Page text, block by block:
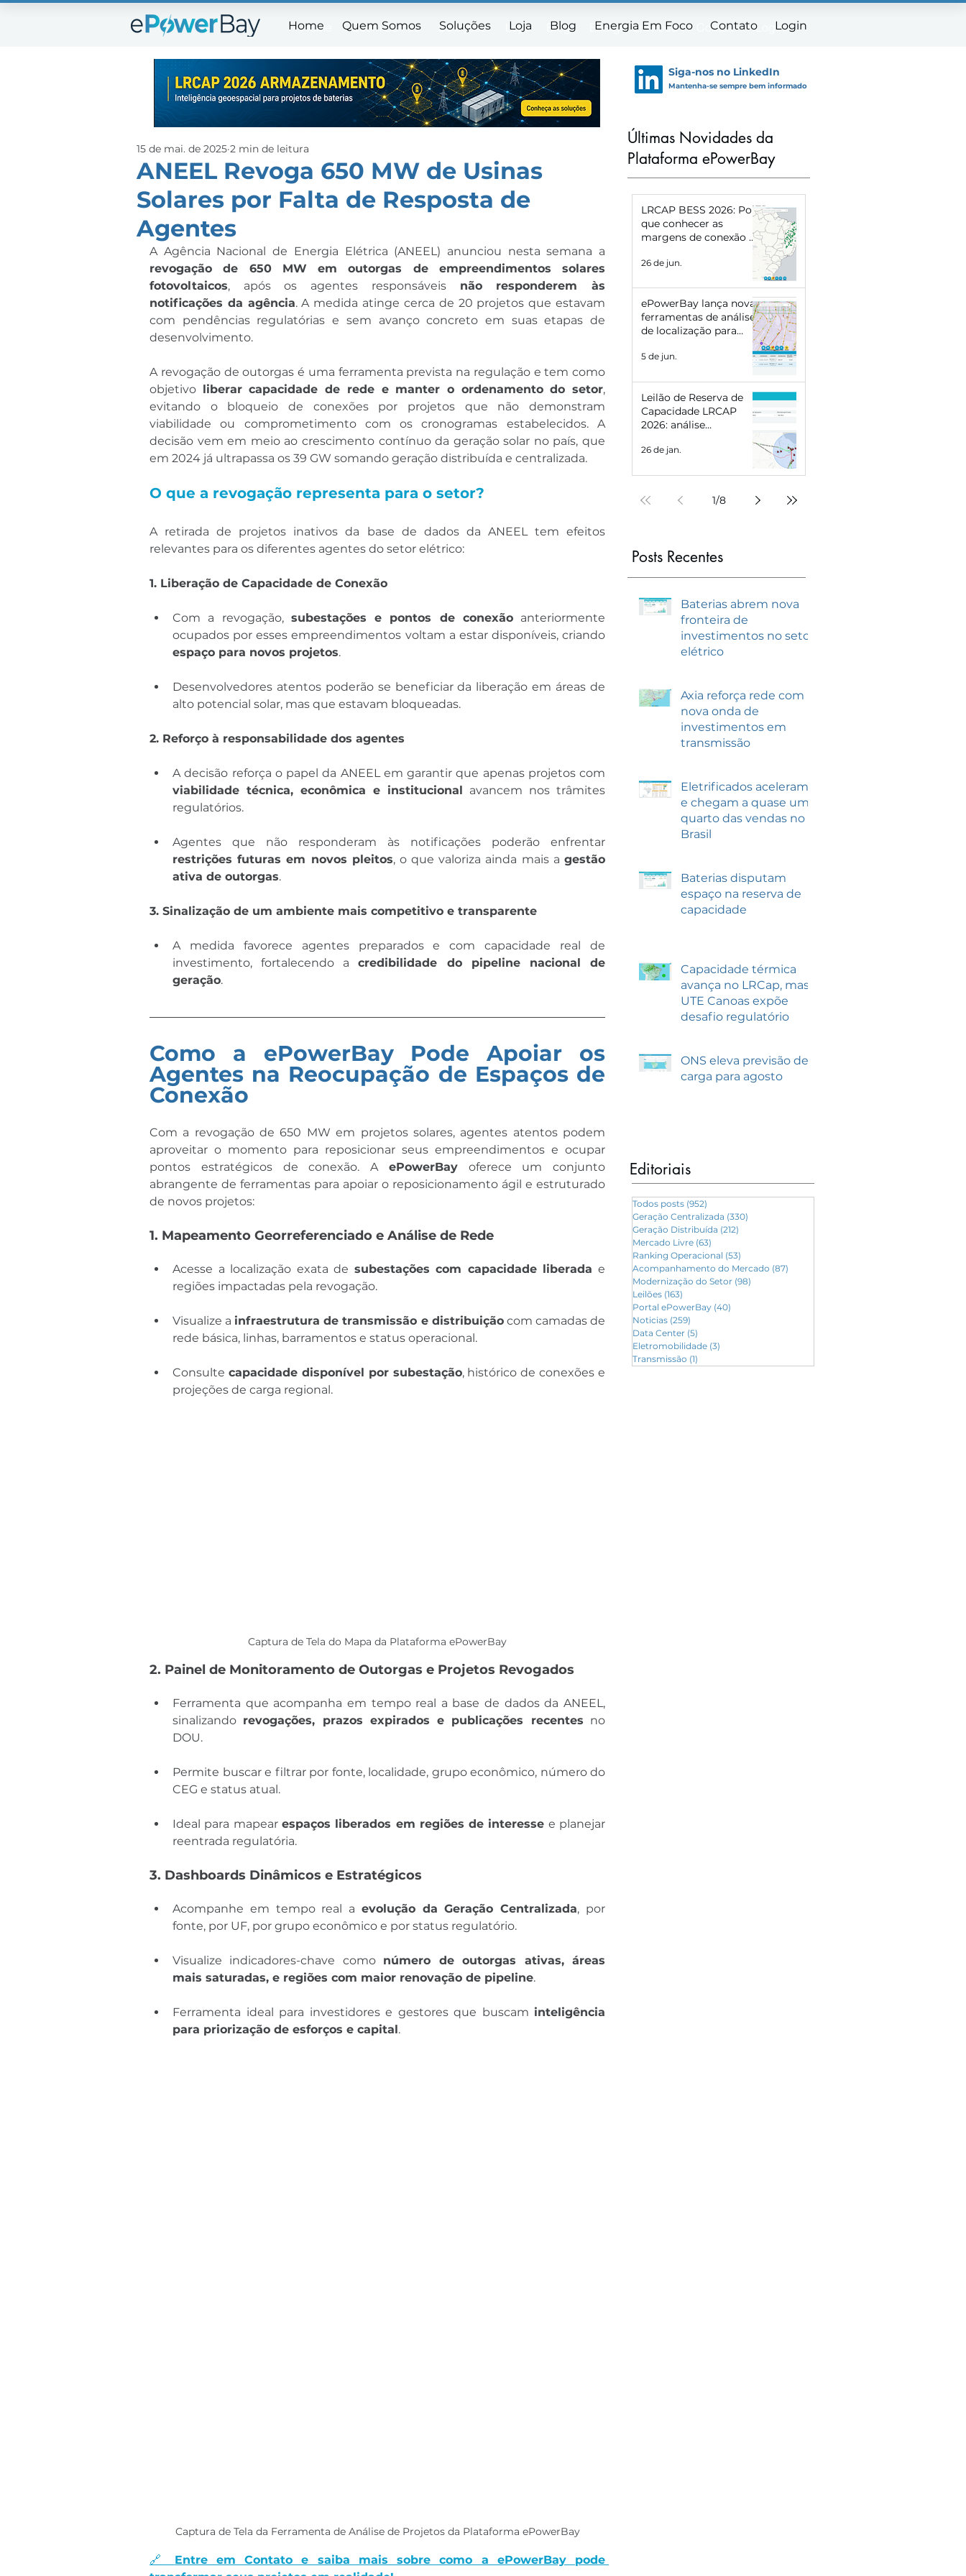
Home Quem Somos Soluções Loja Blog Energia Em Foco Contato Login
Home Quem Somos Soluções Loja Blog Energia Em Foco Contato Login
Siga-nos no LinkedIn
Mantenha-se sempre bem informado
ANEEL Revoga 650 MW de Usinas
Solares por Falta de Resposta de
Agentes
15 de mai. de 2025 2 min de leitura
revogação de 650 MW em outorgas de empreendimentos solares
fotovoltaicos, após os agentes responsáveis não responderem às
notificações da agência. A medida atinge cerca de 20 projetos que estavam
com pendências regulatórias e sem avanço concreto em suas etapas de
desenvolvimento.
A revogação de outorgas é uma ferramenta prevista na regulação e tem como
objetivo liberar capacidade de rede e manter o ordenamento do setor,
evitando o bloqueio de conexões por projetos que não demonstram
viabilidade ou comprometimento com os cronogramas estabelecidos. A
decisão vem em meio ao crescimento contínuo da geração solar no país, que
em 2024 já ultrapassa os 39 GW somando geração distribuída e centralizada.
O que a revogação representa para o setor?
A retirada de projetos inativos da base de dados da ANEEL tem efeitos
relevantes para os diferentes agentes do setor elétrico:
1. Liberação de Capacidade de Conexão
Com a revogação, subestações e pontos de conexão anteriormente
espaço para novos projetos.
Desenvolvedores atentos poderão se beneficiar da liberação em áreas de
alto potencial solar, mas que estavam bloqueadas.
2. Reforço à responsabilidade dos agentes
viabilidade técnica, econômica e institucional avancem nos trâmites
regulatórios.
restrições futuras em novos pleitos, o que valoriza ainda mais a gestão
ativa de outorgas.
3. Sinalização de um ambiente mais competitivo e transparente
A medida favorece agentes preparados e com capacidade real de
investimento, fortalecendo a credibilidade do pipeline nacional de
geração.
Como a ePowerBay Pode Apoiar os
Agentes na Reocupação de Espaços de
Conexão
Com a revogação de 650 MW em projetos solares, agentes atentos podem
aproveitar o momento para reposicionar seus empreendimentos e ocupar
pontos estratégicos de conexão. A ePowerBay oferece um conjunto
abrangente de ferramentas para apoiar o reposicionamento ágil e estruturado
de novos projetos:
1. Mapeamento Georreferenciado e Análise de Rede
Acesse a localização exata de subestações com capacidade liberada e
regiões impactadas pela revogação.
Visualize a infraestrutura de transmissão e distribuição com camadas de
rede básica, linhas, barramentos e status operacional.
Consulte capacidade disponível por subestação, histórico de conexões e
projeções de carga regional.
Captura de Tela do Mapa da Plataforma ePowerBay
2. Painel de Monitoramento de Outorgas e Projetos Revogados
Ferramenta que acompanha em tempo real a base de dados da ANEEL,
sinalizando revogações, prazos expirados e publicações recentes no
DOU.
Permite buscar e filtrar por fonte, localidade, grupo econômico, número do
CEG e status atual.
Ideal para mapear espaços liberados em regiões de interesse e planejar
reentrada regulatória.
3. Dashboards Dinâmicos e Estratégicos
Acompanhe em tempo real a evolução da Geração Centralizada, por
fonte, por UF, por grupo econômico e por status regulatório.
Visualize indicadores-chave como número de outorgas ativas, áreas
mais saturadas, e regiões com maior renovação de pipeline.
Ferramenta ideal para investidores e gestores que buscam inteligência
para priorização de esforços e capital .
Captura de Tela da Ferramenta de Análise de Projetos da Plataforma ePowerBay
🔗 Entre em Contato e saiba mais sobre como a ePowerBay pode
Últimas Novidades da
Plataforma ePowerBay
LRCAP BESS 2026: Por
que conhecer as
margens de conexão de
definir o sucesso do
26 de jun.
ePowerBay lança novas
ferramentas de análise
de localização para
Eletropostos e Geração
Distribuída
5 de jun.
Leilão de Reserva de
Capacidade LRCAP
2026: análise
preparar com
mercado
26 de jan.
1/8
Posts Recentes
Baterias abrem nova
fronteira de
investimentos no setor
elétrico
Axia reforça rede com
nova onda de
investimentos em
transmissão
Eletrificados aceleram
e chegam a quase um
quarto das vendas no
Brasil
Baterias disputam
espaço na reserva de
capacidade
Capacidade térmica
avança no LRCap, mas
UTE Canoas expõe
desafio regulatório
ONS eleva previsão de
carga para agosto
Editoriais
Todos posts (952)
Geração Centralizada (330)
Geração Distribuída (212)
Mercado Livre (63)
Ranking Operacional (53)
Acompanhamento do Mercado (87)
Modernização do Setor (98)
Leilões (163)
Portal ePowerBay (40)
Noticias (259)
Data Center (5)
Eletromobilidade (3)
Transmissão (1)